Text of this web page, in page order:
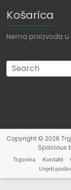
Košarica
Nema proizvoda u
Copyright © 2026
Spacious
Trgovina Kontakt
Uvjeti